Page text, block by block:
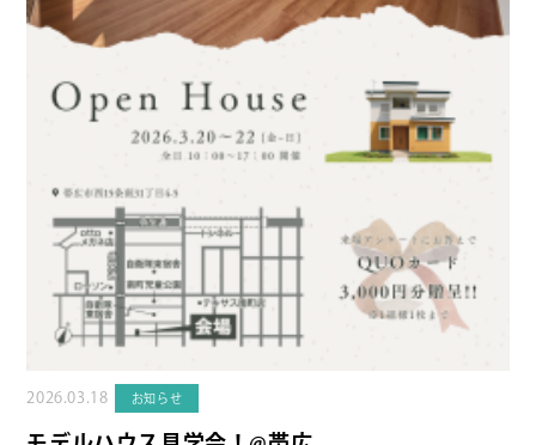
2026.03.18 お知らせ